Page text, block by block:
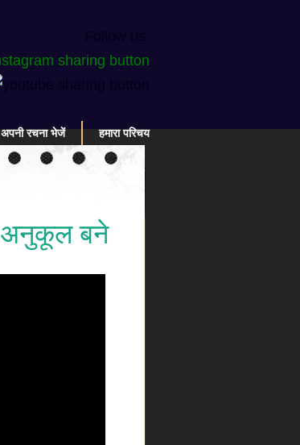
अपनी रचना भेजें हमारा परिचय
अनुकूल बने